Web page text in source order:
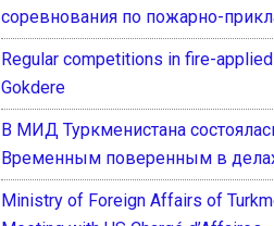
соревнования по пожарно-
Regular competitions in fire-
Gokdere
В МИД Туркменистана
Временным поверенным в
Ministry of Foreign Affairs of